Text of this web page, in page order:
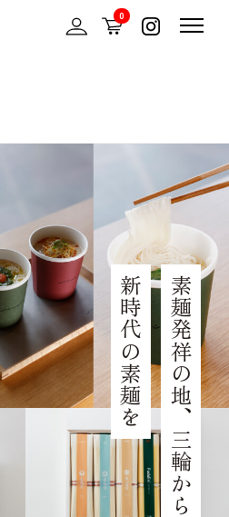
0
素麺発祥の地、三輪から
新時代の素麺を